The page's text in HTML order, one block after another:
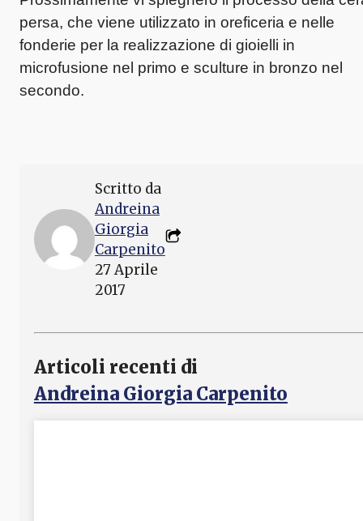
persa, che viene utilizzato in oreficeria e nelle
fonderie per la realizzazione di gioielli in
microfusione nel primo e sculture in bronzo nel
secondo.
Scritto da
Andreina
Giorgia
Carpenito
27 Aprile
2017
Articoli recenti di
Andreina Giorgia Carpenito